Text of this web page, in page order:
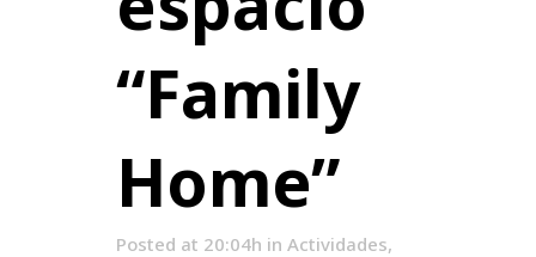
“Family
Home”
Posted at 20:04h in Actividades,